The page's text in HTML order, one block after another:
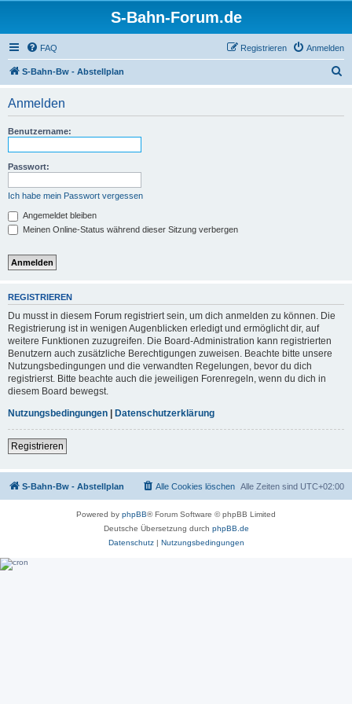
S-Bahn-Forum.de
FAQ Anmelden
Registrieren
S-Bahn-Bw - Abstellplan
Anmelden
Benutzername:
Passwort:
Ich habe mein Passwort vergessen
Angemeldet bleiben
Meinen Online-Status während dieser Sitzung verbergen
REGISTRIEREN
Du musst in diesem Forum registriert sein, um dich anmelden zu können. Die
Registrierung ist in wenigen Augenblicken erledigt und ermöglicht dir, auf
weitere Funktionen zuzugreifen. Die Board-Administration kann registrierten
Benutzern auch zusätzliche Berechtigungen zuweisen. Beachte bitte unsere
Nutzungsbedingungen und die verwandten Regelungen, bevor du dich
registrierst. Bitte beachte auch die jeweiligen Forenregeln, wenn du dich in
diesem Board bewegst.
Nutzungsbedingungen | Datenschutzerklärung
Registrieren
S-Bahn-Bw - Abstellplan Alle Zeiten sind UTC+02:00
Alle Cookies löschen
Powered by phpBB® Forum Software © phpBB Limited
Deutsche Übersetzung durch phpBB.de
Datenschutz| Nutzungsbedingungen